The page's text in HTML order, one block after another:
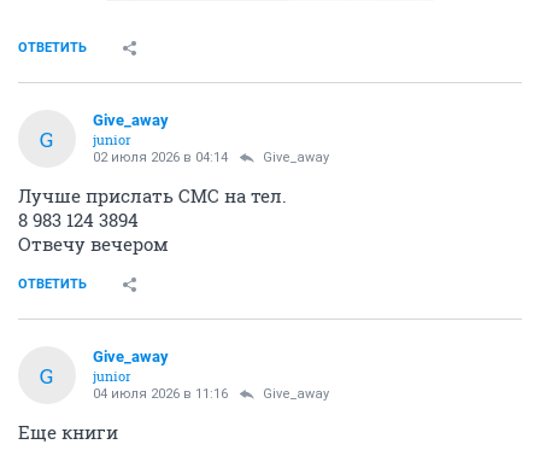
ОТВЕТИТЬ
G
Give_away
junior
02 июля 2026 в 04:14 Give_away
Лучше прислать СМС на тел.
8 983 124 3894
Отвечу вечером
ОТВЕТИТЬ
G
Give_away
junior
04 июля 2026 в 11:16 Give_away
Еще книги